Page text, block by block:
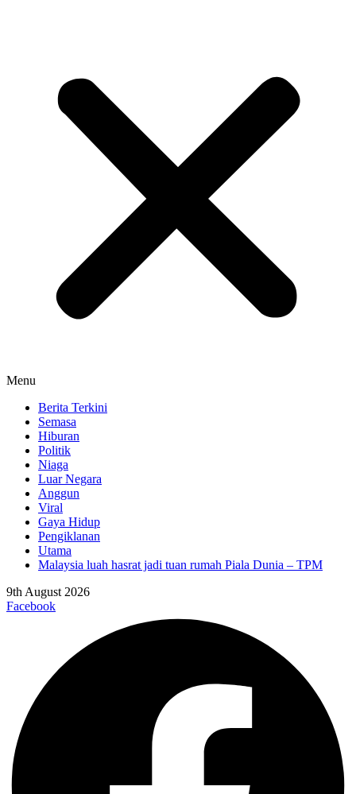
Menu
Berita Terkini
Semasa
Hiburan
Politik
Niaga
Luar Negara
Anggun
Viral
Gaya Hidup
Pengiklanan
Utama
Malaysia luah hasrat jadi tuan rumah Piala Dunia – TPM
9th August 2026
Facebook